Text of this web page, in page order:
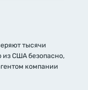
тысячи
из США безопасно,
компании